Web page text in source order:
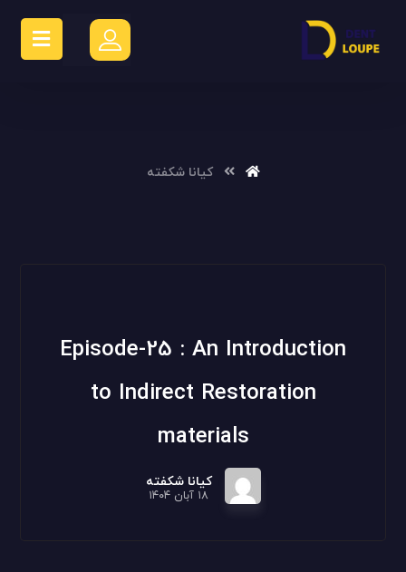
کیانا شکفته
Episode-25 : An Introduction
to Indirect Restoration
materials
کیانا شکفته
۱۸ آبان ۱۴۰۴